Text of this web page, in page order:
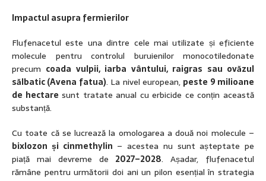
Impactul asupra fermierilor
Flufenacetul este una dintre cele mai utilizate și eficiente
molecule pentru controlul buruienilor monocotiledonate
precum coada vulpii, iarba vântului, raigras sau ovăzul
sălbatic (Avena fatua). La nivel european, peste 9 milioane
de hectare sunt tratate anual cu erbicide ce conțin această
substanță.
Cu toate că se lucrează la omologarea a două noi molecule –
bixlozon și cinmethylin – acestea nu sunt așteptate pe
piață mai devreme de 2027–2028. Așadar, flufenacetul
rămâne pentru următorii doi ani un pilon esențial în strategia